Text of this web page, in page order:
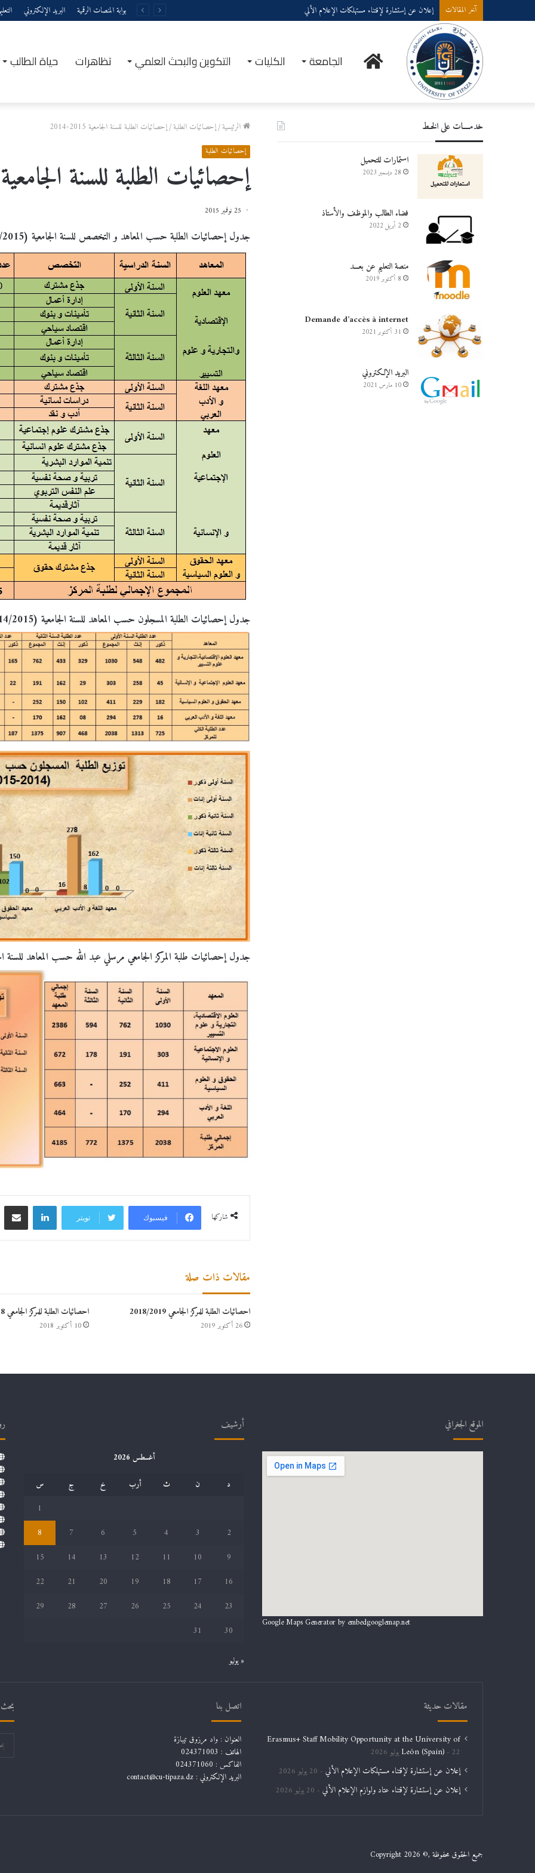
آخر المقالات إعلان عن إستشارة لإقتناء مستهلكات الإعلام الألي بوابة المنصات الرقمية البريد الإلكتروني
الرئيسيةالجامعة الكليات التكوين والبحث العلمي تظاهرات حياة الطالب
الرئيسية/إحصائيات الطلبة/إحصائيات الطلبة للسنة الجامعية 2015-2014
إحصائيات الطلبة
إحصائيات الطلبة للسنة الجامعية 2015-
25 نوفمبر 2015
جدول إحصائيات الطلبة حسب المعاهد و التخصص للسنة الجامعية (2014/2015)
جدول إحصائيات الطلبة المسجلون حسب المعاهد للسنة الجامعية (2014/2015)
جدول إحصائيات طلبة المركز الجامعي مرسلي عبد الله حسب المعاهد للسنة الجامعية
شاركها فيسبوك تويتر
لينكدإن
مقالات ذات صلة
احصائيات الطلبة للمركز الجامعي 2018/2019
26 أكتوبر 2019
احصائيات الطلبة للمركز الجامعي 2018-2017
10 أكتوبر 2018
خدمــــات على الخـط
استمارات للتحميل
28 ديسمبر 2023
فضاء الطالب والموظف والأستاذ
2 أبريل 2022
منصة التعليم عن بعـــد
8 أكتوبر 2019
Demande d’accès à internet
31 أكتوبر 2021
البريد الإلكتروني
10 مارس 2021
الموقع الجغرافي
Google Maps Generator by embedgooglemap.net
أرشيف
أغسطس 2026
د
ن ث أرب خ ج
س
1
2
3
4
5
6
7
8
9
10
11
12
13
14
15
16
17
18
19
20
21
22
23
24
25
26
27
28
29
30
31
« يوليو
مقالات حديثة
Erasmus+ Staff Mobility Opportunity at the University of
León (Spain)
22 يوليو 2026
إعلان عن إستشارة لإقتناء مستهلكات الإعلام الألي 20 يوليو 2026
إعلان عن إستشارة لإقتناء عتاد ولوازم الإعلام الألي 20 يوليو 2026
اتصل بنا
العنوان : واد مرزوق تيبازة
الهاتف : 024371003
الفاكس : 024371060
البريد الإلكتروني :contact@cu-tipaza.dz
بحث
جميع الحقوق محفوظة ,© Copyright 2026